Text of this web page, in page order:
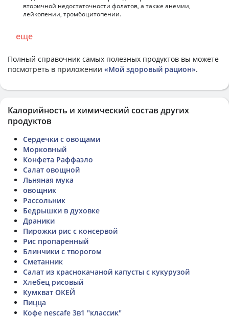
вторичной недостаточности фолатов, а также анемии,
лейкопении, тромбоцитопении.
еще
Полный справочник самых полезных продуктов вы можете
посмотреть в приложении «Мой здоровый рацион».
Калорийность и химический состав других
продуктов
Сердечки с овощами
Морковный
Конфета Раффаэло
Салат овощной
Льняная мука
овощник
Рассольник
Бедрышки в духовке
Драники
Пирожки рис с консервой
Рис пропаренный
Блинчики с творогом
Сметанник
Салат из краснокачаной капусты с кукурузой
Хлебец рисовый
Кумкват ОКЕЙ
Пицца
Кофе nescafe 3в1 "классик"